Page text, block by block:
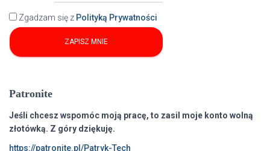
Zgadzam się z Polityką Prywatności
Patronite
Jeśli chcesz wspomóc moją pracę, to zasil moje konto wolną
złotówką. Z góry dziękuję.
https://patronite.pl/Patryk-Tech